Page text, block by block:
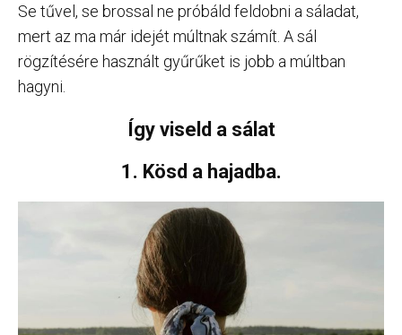
Se tűvel, se brossal ne próbáld feldobni a sáladat,
mert az ma már idejét múltnak számít. A sál
rögzítésére használt gyűrűket is jobb a múltban
hagyni.
Így viseld a sálat
1. Kösd a hajadba.